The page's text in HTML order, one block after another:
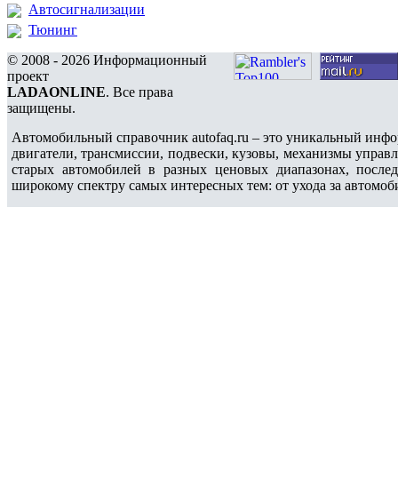
Автосигнализации
Тюнинг
© 2008 - 2026 Информационный
проект
LADAONLINE. Все права
защищены.
Автомобильный справочник autofaq.ru – это уникальный
двигатели, трансмиссии, подвески, кузовы, механизмы
старых автомобилей в разных ценовых диапазонах,
широкому спектру самых интересных тем: от ухода за